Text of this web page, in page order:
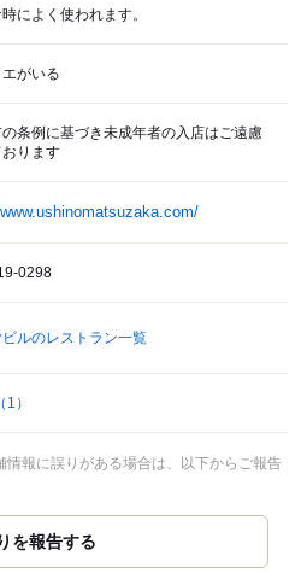
によく使われます。
がいる
条例に基づき未成年者の入店はご遠慮
ります
0298
ビルのレストラン一覧
（1）
報に誤りがある場合は、以下からご報告
を報告する